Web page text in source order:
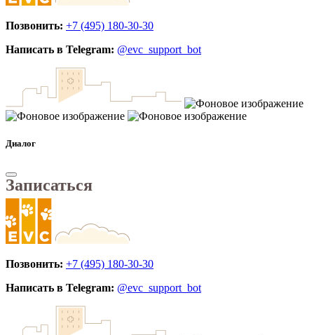
Позвонить: +7 (495) 180-30-30
Написать в Telegram: @evc_support_bot
Диалог
Записаться
Позвонить: +7 (495) 180-30-30
Написать в Telegram: @evc_support_bot